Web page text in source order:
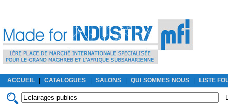
ACCUEIL CATALOGUES SALONS QUI SOMMES NOUS LISTE